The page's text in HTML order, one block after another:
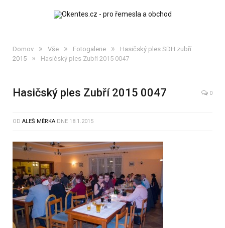
Domov » Vše » Fotogalerie »
Hasičský ples SDH zubří
2015
» Hasičský ples Zubří 2015 0047
Hasičský ples Zubří 2015 0047 0
OD ALEŠ MĚRKA DNE 18.1.2015